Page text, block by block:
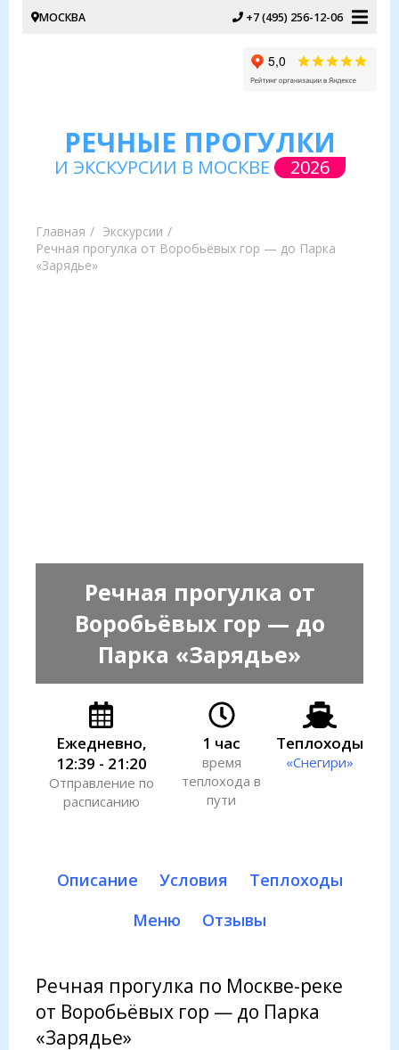
МОСКВА +7 (495) 256-12-06
РЕЧНЫЕ ПРОГУЛКИ
И ЭКСКУРСИИ В МОСКВЕ 2026
Главная
Экскурсии
Речная прогулка от Воробьёвых гор — до Парка
«Зарядье»
Речная прогулка от
Воробьёвых гор — до
Парка «Зарядье»
Ежедневно,
12:39 - 21:20
Отправление по
расписанию
1 час
время
теплохода в
пути
Теплоходы
«Снегири»
Описание Условия
Теплоходы
Меню
Отзывы
Речная прогулка по Москве-реке
от Воробьёвых гор — до Парка
«Зарядье»